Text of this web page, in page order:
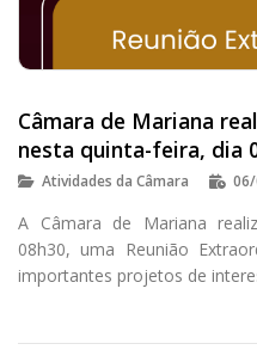
Câmara de Mariana
nesta quinta-feira, dia
Atividades da Câmara
A Câmara de Mariana
08h30, uma Reunião
importantes projetos de